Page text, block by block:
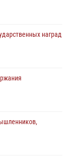
следам
наград